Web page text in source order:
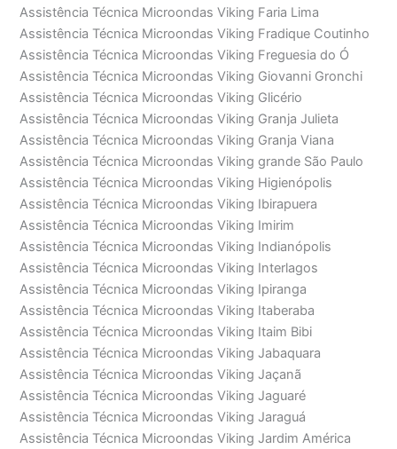
Assistência Técnica Microondas Viking Faria Lima
Assistência Técnica Microondas Viking Fradique Coutinho
Assistência Técnica Microondas Viking Freguesia do Ó
Assistência Técnica Microondas Viking Giovanni Gronchi
Assistência Técnica Microondas Viking Glicério
Assistência Técnica Microondas Viking Granja Julieta
Assistência Técnica Microondas Viking Granja Viana
Assistência Técnica Microondas Viking grande São Paulo
Assistência Técnica Microondas Viking Higienópolis
Assistência Técnica Microondas Viking Ibirapuera
Assistência Técnica Microondas Viking Imirim
Assistência Técnica Microondas Viking Indianópolis
Assistência Técnica Microondas Viking Interlagos
Assistência Técnica Microondas Viking Ipiranga
Assistência Técnica Microondas Viking Itaberaba
Assistência Técnica Microondas Viking Itaim Bibi
Assistência Técnica Microondas Viking Jabaquara
Assistência Técnica Microondas Viking Jaçanã
Assistência Técnica Microondas Viking Jaguaré
Assistência Técnica Microondas Viking Jaraguá
Assistência Técnica Microondas Viking Jardim América